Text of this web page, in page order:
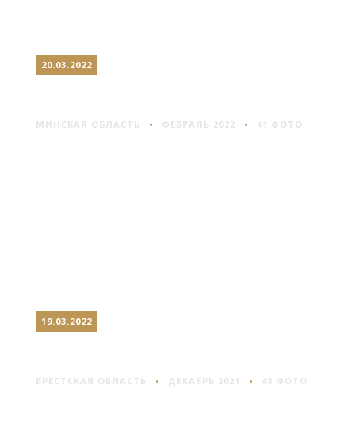
20.03.2022
МИНСКАЯ ОБЛАСТЬ ФЕВРАЛЬ 2022 41 ФОТО
19.03.2022
БРЕСТСКАЯ ОБЛАСТЬ ДЕКАБРЬ 2021 48 ФОТО